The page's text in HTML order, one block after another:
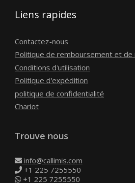
Liens rapides
Contactez-nous
Politique de remboursement et
Conditions d'utilisation
Politique d'expédition
politique de confidentialité
Chariot
Trouve nous
info@callimis.com
+1 225 7255550
+1 225 7255550